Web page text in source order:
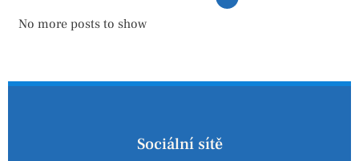
No more posts to show
Sociální sítě